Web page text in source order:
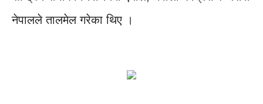
नेपालले तालमेल गरेका थिए ।